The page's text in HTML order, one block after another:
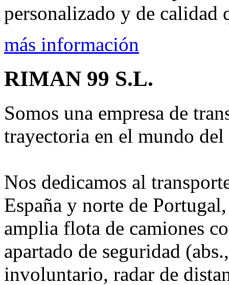
personalizado y de calidad
más información
RIMAN 99 S.L.
Somos una empresa de
trayectoria en el mundo del
Nos dedicamos al
España y norte de
amplia flota de camiones
apartado de seguridad
involuntario, radar de